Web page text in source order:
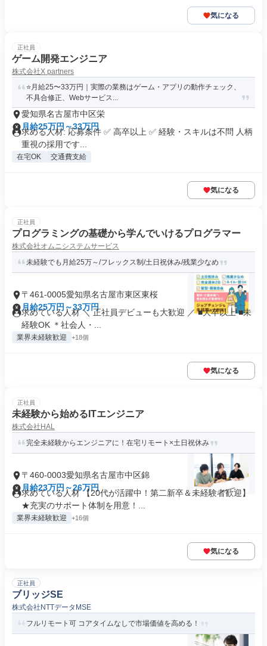
気になる
正社員
ゲーム開発エンジニア
株式会社X partners
⭐月給25〜33万円｜実際の業務はゲーム・アプリの動作チェック、
不具合修正、Webサービス...
愛知県名古屋市中区栄
月給25万円～33万円
求める人材: 応募条件 ✅ 高卒以上 ✅ 経験・スキルは不問 人柄
重視の採用です...
在宅OK 交通費支給
気になる
正社員
プログラミングの基礎から学んでいけるプログラマー
株式会社オムニシステムサービス
未経験でも月給25万～/フレックス制/土日祝休み/残業少なめ
〒461-0005愛知県名古屋市東区東桜
月給25万円～33万円
求めている人材 ＼ 正社員デビューも大歓迎 ／ ■大卒以上 ■未
経験OK ＊社会人・...
業界未経験歓迎 +18個
気になる
正社員
未経験から始めるITエンジニア
株式会社HAL
完全未経験からエンジニアに！在宅リモート×土日祝休み
〒460-0003愛知県名古屋市中区錦
月給23万円～26万円
求めている人材 【20代が活躍中！第二新卒＆未経験者歓迎】
★充実のサポート体制を用意！...
業界未経験歓迎 +16個
気になる
正社員
ブリッジSE
株式会社NTTデータMSE
フルリモート可 コアタイムなしで市場価値を高める！